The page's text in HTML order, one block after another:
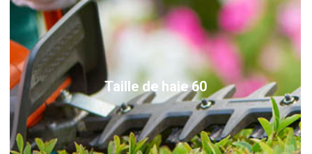
Taille de haie 60